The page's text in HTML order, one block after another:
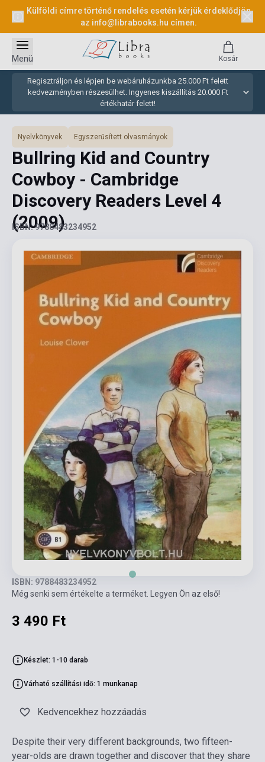
Külföldi címre történő rendelés esetén kérjük érdeklődjön
az info@librabooks.hu címen.
Regisztráljon és lépjen be webáruházunkba 25.000 Ft felett
kedvezményben részesülhet. Ingyenes kiszállítás 20.000 Ft
értékhatár felett!
Menü Kosár
Nyelvkönyvek Egyszerűsített olvasmányok
Bullring Kid and Country
Cowboy - Cambridge
Discovery Readers Level 4
(2009)
ISBN: 9788483234952
ISBN: 9788483234952
Még senki sem értékelte a terméket. Legyen Ön az első!
3 490 Ft
Készlet: 1-10 darab
Várható szállítási idő: 1 munkanap
Kedvencekhez hozzáadás
Despite their very different backgrounds, two fifteen-
year-olds are drawn together and discover that they share